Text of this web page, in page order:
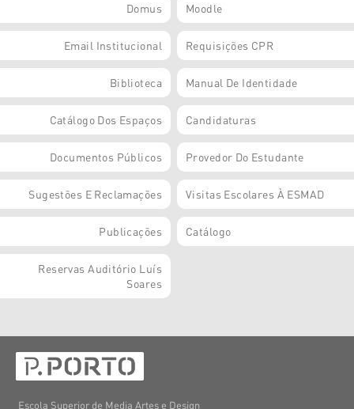
Domus Moodle
Email Institucional Requisições CPR
Biblioteca Manual De Identidade
Catálogo Dos Espaços Candidaturas
Documentos Públicos Provedor Do Estudante
Sugestões E Reclamações Visitas Escolares À ESMAD
Publicações Catálogo
Reservas Auditório Luís
Soares
Escola Superior de Media Artes e Design